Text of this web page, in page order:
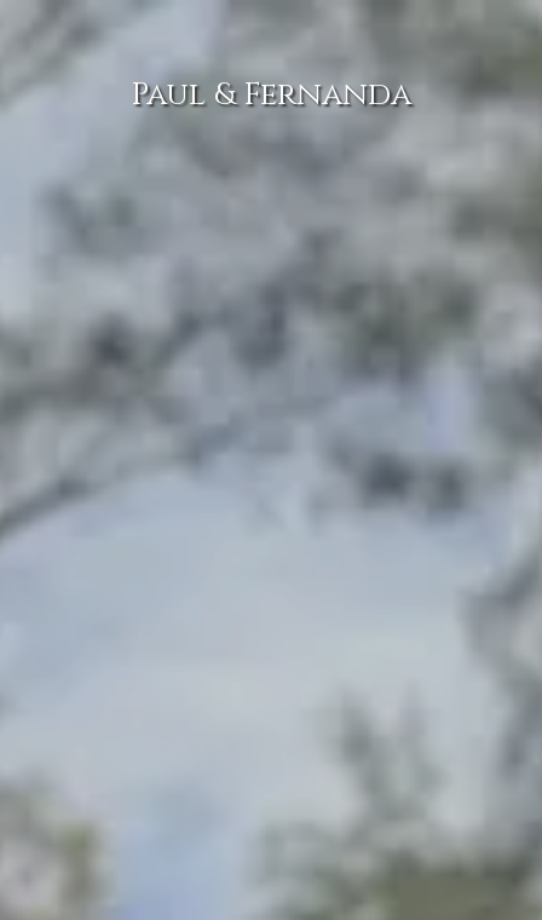
Paul & Fernanda